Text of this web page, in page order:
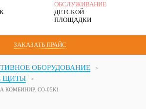
ОБСЛУЖИВАНИЕ
ДЕТСКОЙ
ПЛОЩАДКИ
ЗАКАЗАТЬ ПРАЙС
ОБОРУДОВАНИЕ
ЩИТЫ
КОМБИНИР. СО-05К1